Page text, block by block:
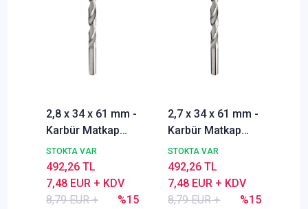
2,8 x 34 x 61 mm -
Karbür Matkap
ucu, 118°, DIN338,
Nachreiner
STOKTA VAR
8,79 EUR +
%15
7,48 EUR + KDV
492,26 TL
2,7 x 34 x 61 mm -
Karbür Matkap
ucu, 118°, DIN338,
Nachreiner
STOKTA VAR
8,79 EUR +
%15
7,48 EUR + KDV
492,26 TL